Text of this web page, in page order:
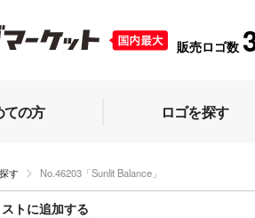
販売ロゴ数
ての方 ロゴを探す
す No.46203「Sunlit Balance」
トに追加する